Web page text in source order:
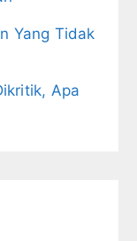
Yang Tidak
Apa